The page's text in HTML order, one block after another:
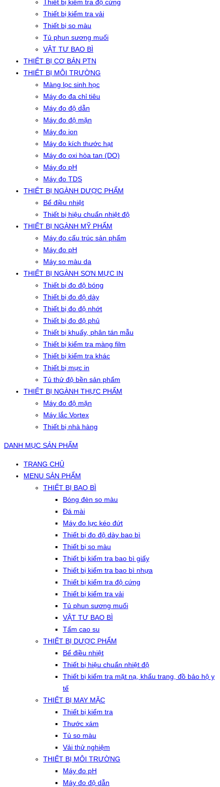
Thiết bị kiểm tra độ cứng
Thiết bị kiểm tra vải
Thiết bị so màu
Tủ phun sương muối
VẬT TƯ BAO BÌ
THIẾT BỊ CƠ BẢN PTN
THIẾT BỊ MÔI TRƯỜNG
Màng lọc sinh học
Máy đo đa chỉ tiêu
Máy đo độ dẫn
Máy đo độ mặn
Máy đo ion
Máy đo kích thước hạt
Máy đo oxi hòa tan (DO)
Máy đo pH
Máy đo TDS
THIẾT BỊ NGÀNH DƯỢC PHẨM
Bể điều nhiệt
Thiết bị hiệu chuẩn nhiệt độ
THIẾT BỊ NGÀNH MỸ PHẨM
Máy đo cấu trúc sản phẩm
Máy đo pH
Máy so màu da
THIẾT BỊ NGÀNH SƠN MỰC IN
Thiết bị đo độ bóng
Thiết bị đo độ dày
Thiết bị đo độ nhớt
Thiết bị đo độ phủ
Thiết bị khuấy, phân tán mẫu
Thiết bị kiểm tra màng film
Thiết bị kiểm tra khác
Thiết bị mực in
Tủ thử độ bền sản phẩm
THIẾT BỊ NGÀNH THỰC PHẨM
Máy đo độ mặn
Máy lắc Vortex
Thiết bị nhà hàng
DANH MỤC SẢN PHẨM
TRANG CHỦ
MENU SẢN PHẨM
THIẾT BỊ BAO BÌ
Bóng đèn so màu
Đá mài
Máy đo lực kéo đứt
Thiết bị đo độ dày bao bì
Thiết bị so màu
Thiết bị kiểm tra bao bì giấy
Thiết bị kiểm tra bao bì nhựa
Thiết bị kiểm tra độ cứng
Thiết bị kiểm tra vải
Tủ phun sương muối
VẬT TƯ BAO BÌ
Tấm cao su
THIẾT BỊ DƯỢC PHẨM
Bể điều nhiệt
Thiết bị hiệu chuẩn nhiệt độ
Thiết bị kiểm tra mặt nạ, khẩu trang, đồ bảo hộ y
tế
THIẾT BỊ MAY MẶC
Thiết bị kiểm tra
Thước xám
Tủ so màu
Vải thử nghiệm
THIẾT BỊ MÔI TRƯỜNG
Máy đo pH
Máy đo độ dẫn